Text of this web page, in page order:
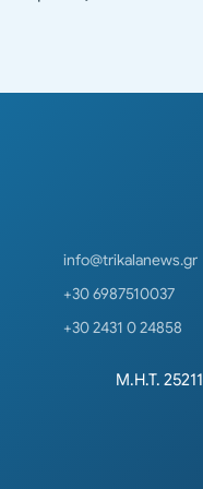
info@trikalanews.gr
+30 6987510037
+30 2431 0 24858
Μ.Η.Τ.